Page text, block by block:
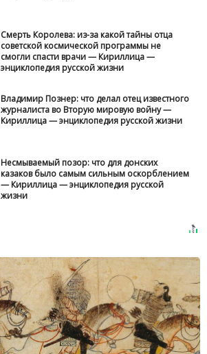
Смерть Королева: из-за какой тайны отца
советской космической программы не
смогли спасти врачи — Кириллица —
энциклопедия русской жизни
Владимир Познер: что делал отец известного
журналиста во Вторую мировую войну —
Кириллица — энциклопедия русской жизни
Несмываемый позор: что для донских
казаков было самым сильным оскорблением
— Кириллица — энциклопедия русской
жизни